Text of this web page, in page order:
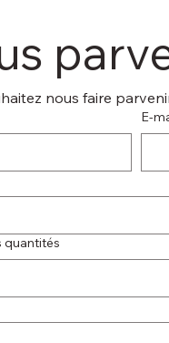
nous faire
quantités